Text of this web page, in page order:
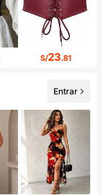
S/23.81
Entrar